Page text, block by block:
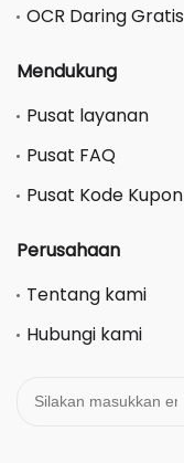
OCR Daring Gratis
Mendukung
Pusat layanan
Pusat FAQ
Pusat Kode Kupon
Perusahaan
Tentang kami
Hubungi kami